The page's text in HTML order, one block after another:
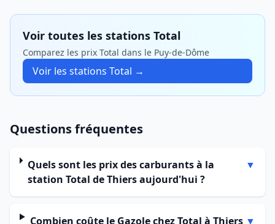
Voir toutes les stations Total
Comparez les prix Total dans le Puy-de-Dôme
Voir les stations Total →
Questions fréquentes
Quels sont les prix des carburants à la
station Total de Thiers aujourd'hui ?
▼
Combien coûte le Gazole chez Total à Thiers ▼